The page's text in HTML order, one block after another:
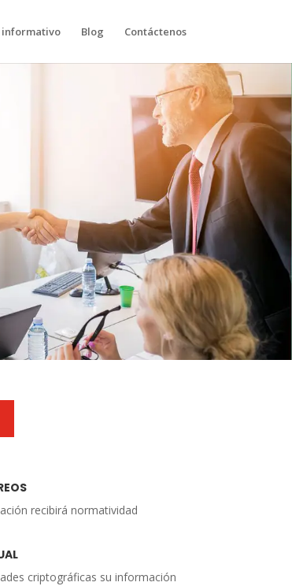
informativo Blog Contáctenos
recibirá normatividad
criptográficas su información